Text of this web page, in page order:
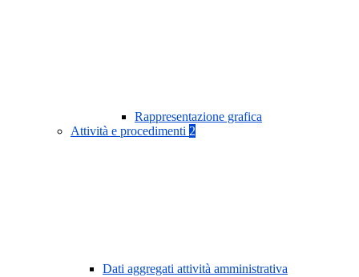
Rappresentazione grafica
Attività e procedimenti 2
Dati aggregati attività amministrativa